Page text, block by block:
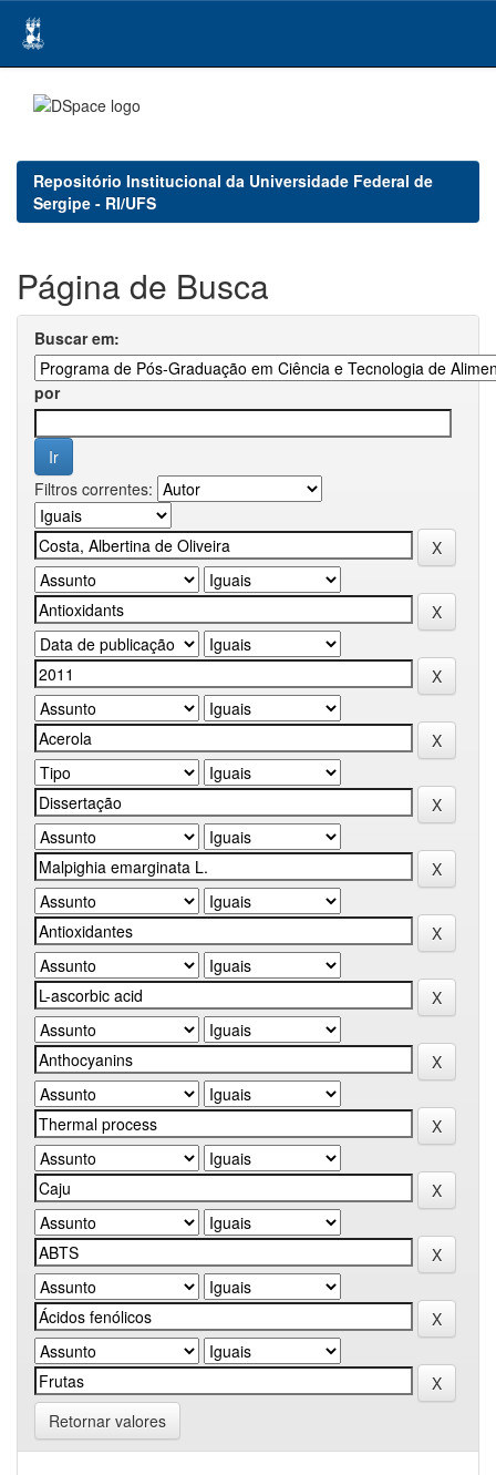
navigation
Repositório Institucional da Universidade Federal de
Sergipe - RI/UFS
Página de Busca
Buscar em:
por
Filtros correntes:
Retornar valores